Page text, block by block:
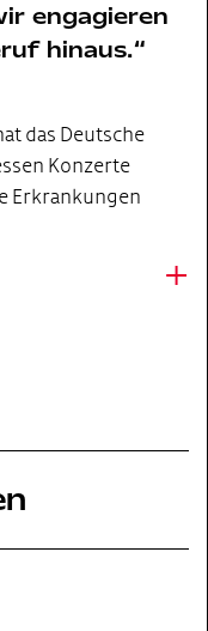
engagieren
hinaus.
das Deutsche
Konzerte
Erkrankungen
+